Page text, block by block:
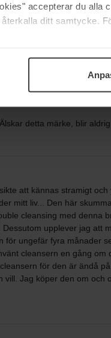
accepterar du alla
ditt samtycke.
detta märke, blir aldrig
att kännas stramigt och
mitt liv... Den här
cleansing med denna
upplever jag att
för ungefär fyra månader
cleansern en gång om
för den är ändå
Jag köper den om och